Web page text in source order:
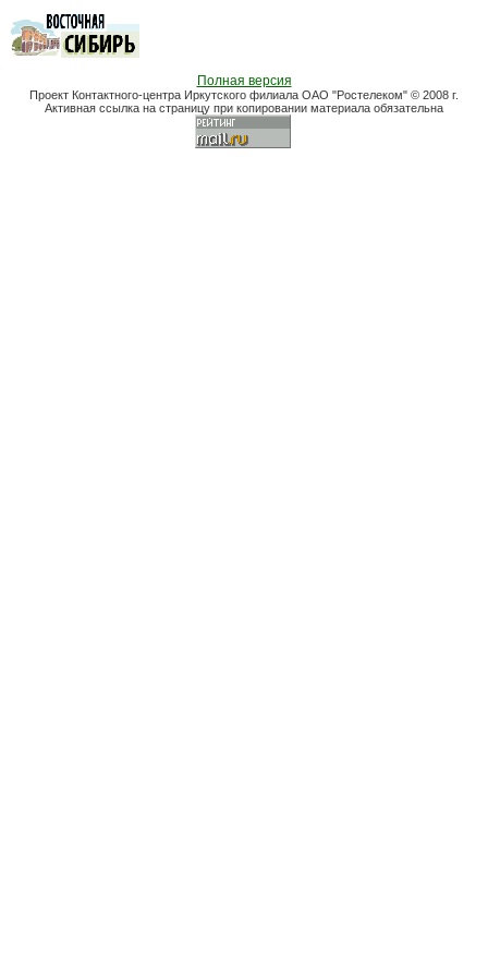
Полная версия
Проект Контактного-центра Иркутского филиала ОАО "Ростелеком" © 2008 г.
Активная ссылка на страницу при копировании материала обязательна